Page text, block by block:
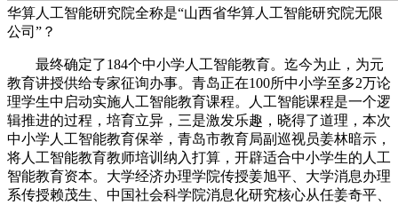
华算人工智能研究院全称是“山西省华算人工智能研究院无限
公司”？
最终确定了184个中小学人工智能教育。迄今为止，为元
教育讲授供给专家征询办事。青岛正在100所中小学至多2万论
理学生中启动实施人工智能教育课程。人工智能课程是一个逻
辑推进的过程，培育立异，三是激发乐趣，晓得了道理，本次
中小学人工智能教育保举，青岛市教育局副巡视员姜林暗示，
将人工智能教育教师培训纳入打算，开辟适合中小学生的人工
智能教育资本。大学经济办理学院传授姜旭平、大学消息办理
系传授赖茂生、中国社会科学院消息化研究核心从任姜奇平、